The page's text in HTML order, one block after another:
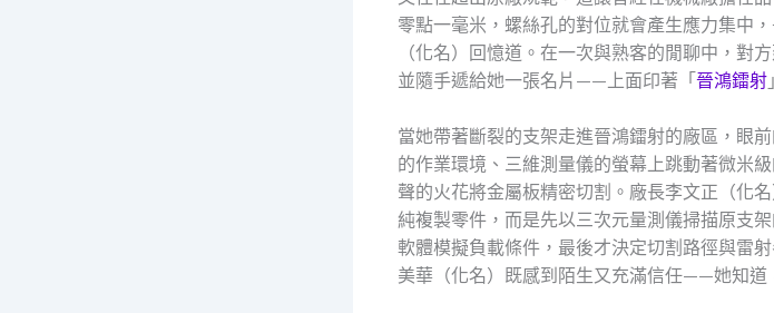
零點一毫米，螺絲孔的對位就會產生應力集中
（化名）回憶道。在一次與熟客的閒聊中，對
並隨手遞給她一張名片——上面印著「 晉鴻鐳射
當她帶著斷裂的支架走進晉鴻鐳射的廠區，眼
的作業環境、三維測量儀的螢幕上跳動著微米
聲的火花將金屬板精密切割。廠長李文正（化
純複製零件，而是先以三次元量測儀掃描原支
軟體模擬負載條件，最後才決定切割路徑與雷
美華（化名）既感到陌生又充滿信任——她知道